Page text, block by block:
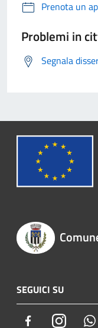
Prenota un
Problemi in
Segnala
SEGUICI SU
Facebook